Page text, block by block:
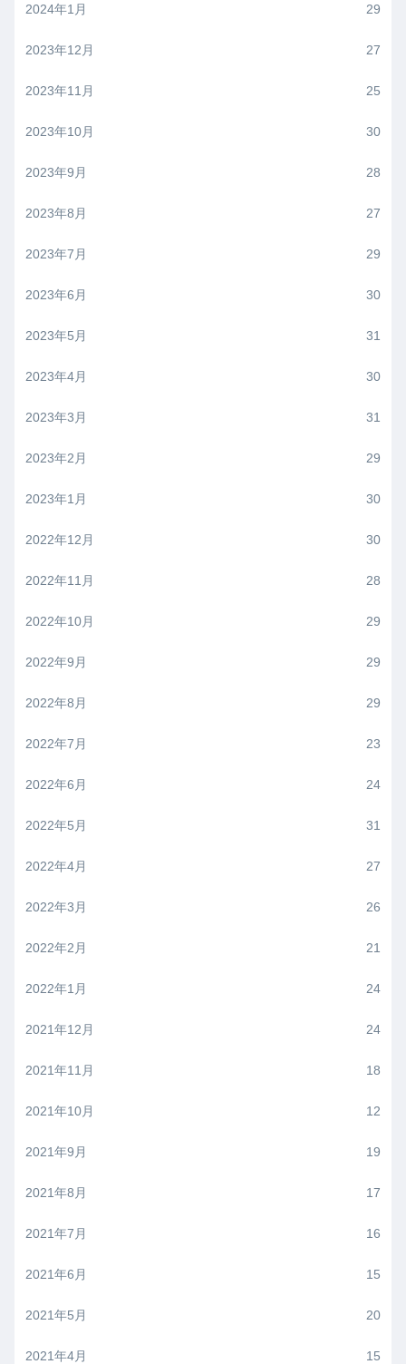
2024年1月 29
2023年12月 27
2023年11月 25
2023年10月 30
2023年9月 28
2023年8月 27
2023年7月 29
2023年6月 30
2023年5月 31
2023年4月 30
2023年3月 31
2023年2月 29
2023年1月 30
2022年12月 30
2022年11月 28
2022年10月 29
2022年9月 29
2022年8月 29
2022年7月 23
2022年6月 24
2022年5月 31
2022年4月 27
2022年3月 26
2022年2月 21
2022年1月 24
2021年12月 24
2021年11月 18
2021年10月 12
2021年9月 19
2021年8月 17
2021年7月 16
2021年6月 15
2021年5月 20
2021年4月 15